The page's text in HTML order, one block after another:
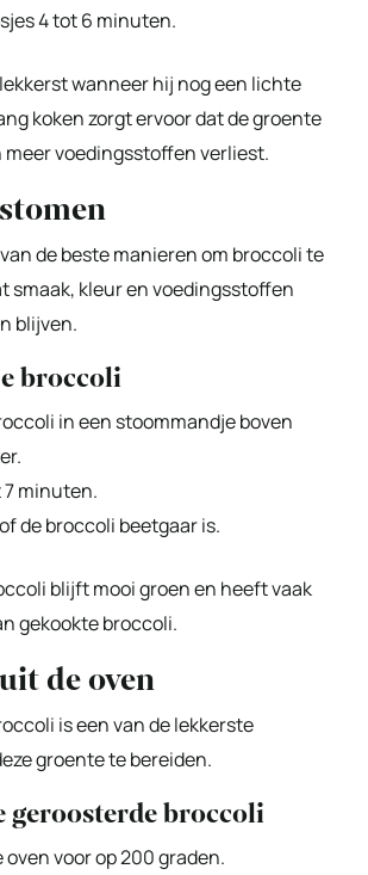
4 tot 6 minuten.
wanneer hij nog een lichte
koken zorgt ervoor dat de groente
voedingsstoffen verliest.
de beste manieren om broccoli te
smaak, kleur en voedingsstoffen
blijven.
broccoli
in een stoommandje boven
minuten.
de broccoli beetgaar is.
blijft mooi groen en heeft vaak
gekookte broccoli.
de oven
is een van de lekkerste
groente te bereiden.
geroosterde broccoli
oven voor op 200 graden.